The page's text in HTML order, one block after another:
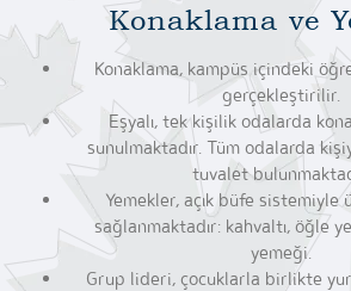
Konaklama ve
Konaklama, kampüs içindeki
gerçekleştirilir.
Eşyalı, tek kişilik odalarda
sunulmaktadır. Tüm odalarda
tuvalet
Yemekler, açık büfe sistemiyle
sağlanmaktadır: kahvaltı, öğle
yemeği.
Grup lideri, çocuklarla birlikte